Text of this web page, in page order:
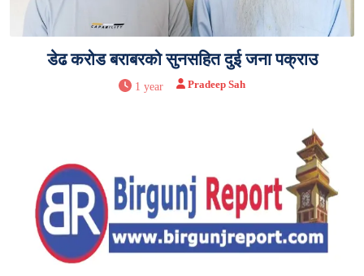
डेढ करोड बराबरको सुनसहित दुई जना पक्राउ
1 year Pradeep Sah